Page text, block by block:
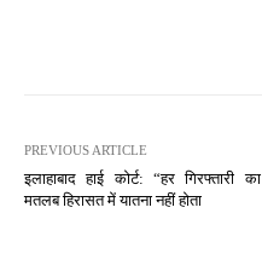
PREVIOUS ARTICLE
इलाहाबाद हाई कोर्ट: “हर गिरफ्तारी का
मतलब हिरासत में यातना नहीं होता